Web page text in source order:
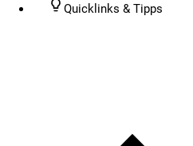
Quicklinks & Tipps